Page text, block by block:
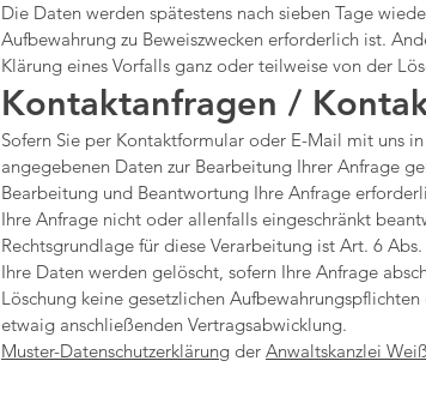
Die Daten werden spätestens nach sieben Tage
Aufbewahrung zu Beweiszwecken erforderlich ist.
Klärung eines Vorfalls ganz oder teilweise von der
Kontaktanfragen /
Sofern Sie per Kontaktformular oder E-Mail mit uns
angegebenen Daten zur Bearbeitung Ihrer Anfrage
Bearbeitung und Beantwortung Ihre Anfrage
Ihre Anfrage nicht oder allenfalls eingeschränkt
Rechtsgrundlage für diese Verarbeitung ist Art. 6
Ihre Daten werden gelöscht, sofern Ihre Anfrage
Löschung keine gesetzlichen
etwaig anschließenden Vertragsabwicklung.
Muster-Datenschutzerklärung der Anwaltskanzlei